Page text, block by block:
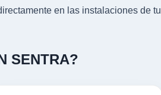
en las instalaciones de tu
SENTRA?